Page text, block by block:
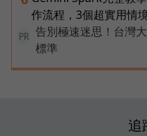
作流程，3個超實用情
PR
告別極速迷思！台灣
標準
追